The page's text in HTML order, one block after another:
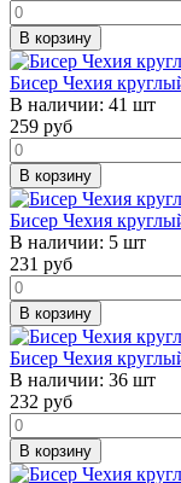
В корзину
Бисер Чехия
В наличии: 41 шт
259 руб
В корзину
Бисер Чехия
В наличии: 5 шт
231 руб
В корзину
Бисер Чехия
В наличии: 36 шт
232 руб
В корзину